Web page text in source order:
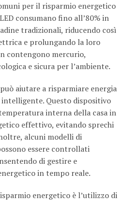
per il risparmio energetico
consumano fino all’80% in
tradizionali, riducendo così
e prolungando la loro
contengono mercurio,
e sicura per l’ambiente.
aiutare a risparmiare energia
Questo dispositivo
interna della casa in
effettivo, evitando sprechi
alcuni modelli di
essere controllati
di gestire e
in tempo reale.
energetico è l’utilizzo di